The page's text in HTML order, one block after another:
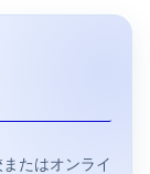
たはオンライ